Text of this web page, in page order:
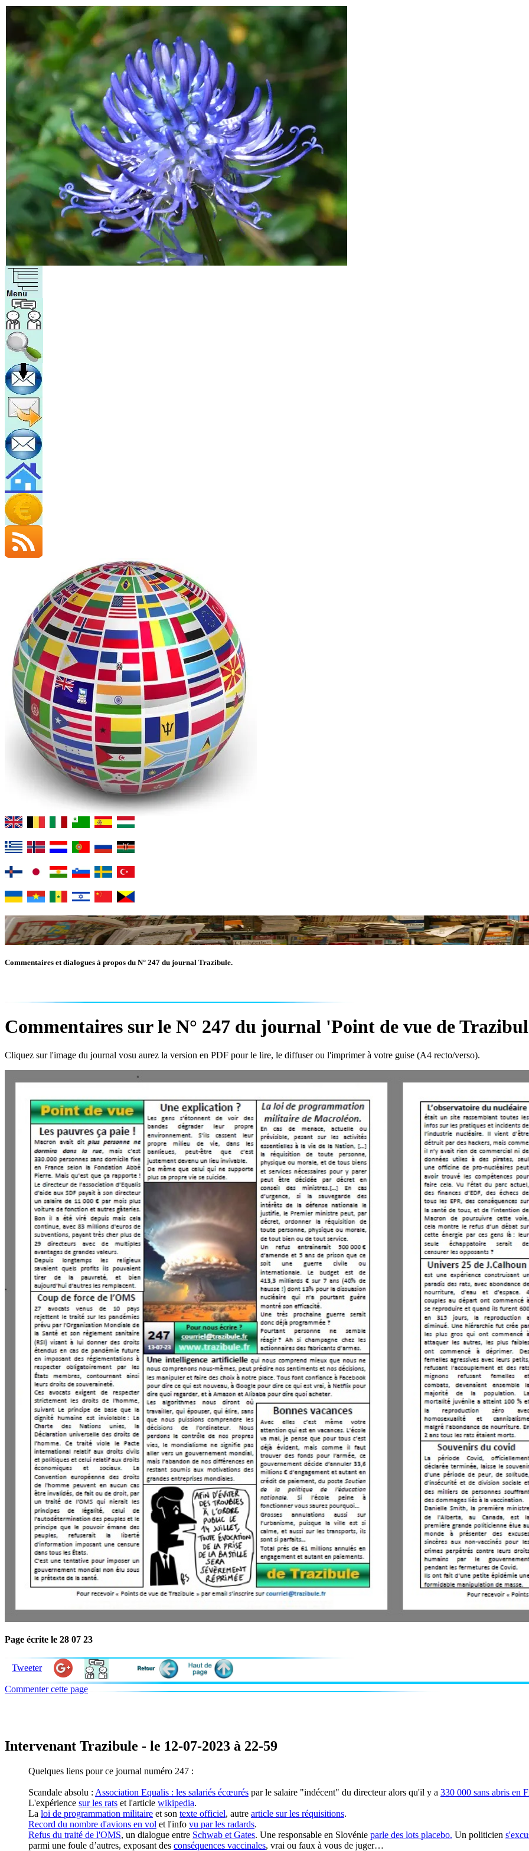
Commentaires et dialogues à propos du N° 247 du journal Trazibule.
Commentaires sur le N° 247 du journal 'Point de vue de
Cliquez sur l'image du journal vosu aurez la version en PDF pour le lire, le diffuser ou l'imprimer à votre guise (A4 recto/verso).
Page écrite le 28 07 23
Tweeter
Commenter cette page
Intervenant Trazibule - le 12-07-2023 à 22-59
Quelques liens pour ce journal numéro 247 :
Scandale absolu : Association Equalis : les salariés écœurés par le salaire "indécent" du directeur alors qu'il y a 330 000 sans abris en
L'expérience sur les rats et l'article wikipedia.
La loi de programmation militaire et son texte officiel, autre article sur les réquisitions.
Record du nombre d'avions en vol et l'info vu par les radards.
Refus du traité de l'OMS, un dialogue entre Schwab et Gates. Une responsable en Slovénie parle des lots placebo. Un politicien
parmi une foule d’autres, exposant des conséquences vaccinales, vrai ou faux à vous de juger…